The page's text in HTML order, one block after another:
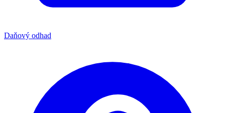
Daňový odhad